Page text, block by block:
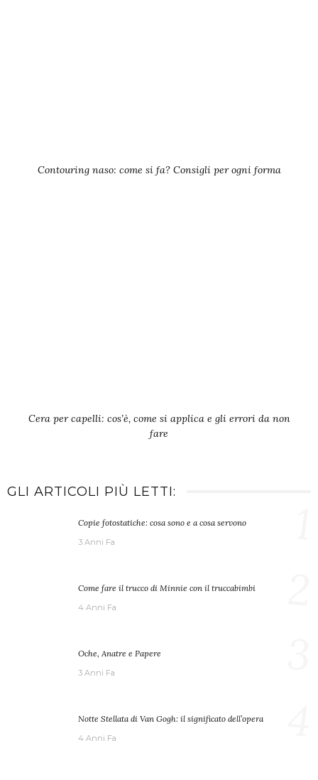
Contouring naso: come si fa? Consigli per ogni forma
Cera per capelli: cos’è, come si applica e gli errori da non
fare
GLI ARTICOLI PIÙ LETTI:
Copie fotostatiche: cosa sono e a cosa servono
3 Anni Fa
Come fare il trucco di Minnie con il truccabimbi
4 Anni Fa
Oche, Anatre e Papere
3 Anni Fa
Notte Stellata di Van Gogh: il significato dell’opera
4 Anni Fa